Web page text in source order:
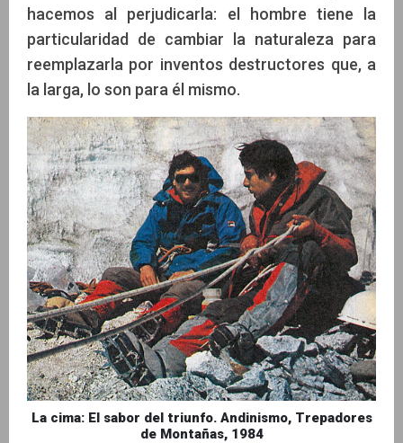
hacemos al perjudicarla: el hombre tiene la
particularidad de cambiar la naturaleza para
reemplazarla por inventos destructores que, a
la larga, lo son para él mismo.
La cima: El sabor del triunfo. Andinismo, Trepadores
de Montañas, 1984